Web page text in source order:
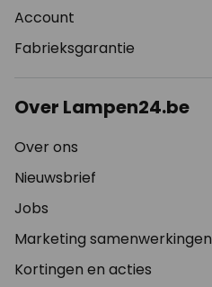
Account
Fabrieksgarantie
Over Lampen24.be
Over ons
Nieuwsbrief
Jobs
Marketing samenwerkingen
Kortingen en acties